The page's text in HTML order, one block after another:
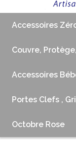
Accessoires
Couvre,
Accessoires
Portes Clefs ,
Octobre Rose